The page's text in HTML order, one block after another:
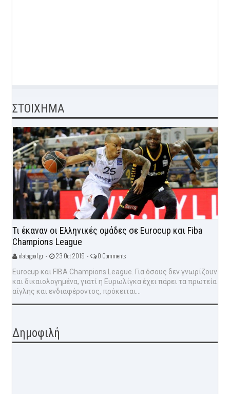
ΣΤΟΙΧΗΜΑ
Τι έκαναν οι Ελληνικές ομάδες σε Eurocup και Fiba
Champions League
olatagoal.gr - 23 Oct 2019 - 0 Comments
Eurocup και FIBA Champions League. Για όσους δεν γνωρίζουν
και δικαιολογημένα, γιατί η Ευρωλίγκα έχει πάρει τα πρωτεία
αίγλης και ενδιαφέροντος, πρόκειται...
Δημοφιλή